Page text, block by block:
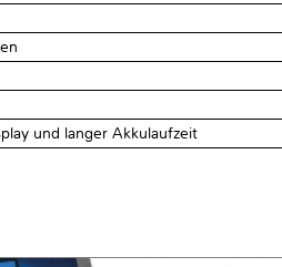
und langer Akkulaufzeit